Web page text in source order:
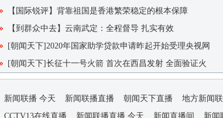
【国际锐评】背靠祖国是香港繁荣稳定的根本保障
【到群众中去】云南武定：全程督导 扎实有效
[朝闻天下]2020年国家助学贷款申请昨起开始受理央视网
[朝闻天下]长征十一号火箭 首次在西昌发射 全面验证火
新闻联播 今天 新闻联播直播 朝闻天下直播 地方新闻
CCTV13在线直播
新闻联播直播 今天 新闻直播间 新闻